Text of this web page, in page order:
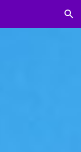
Skip to navigation